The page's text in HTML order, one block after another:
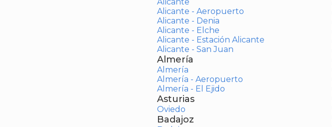
Alicante - Aeropuerto
Alicante - Denia
Alicante - Elche
Alicante - Estación Alicante
Alicante - San Juan
Almería
Almería
Almería - Aeropuerto
Almería - El Ejido
Asturias
Oviedo
Badajoz